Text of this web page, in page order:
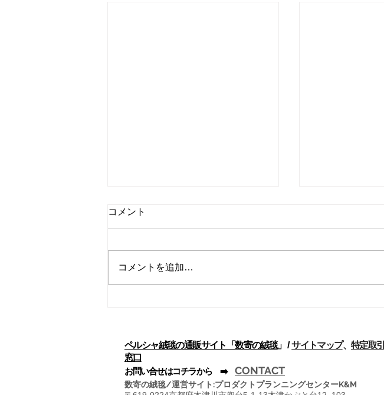
赤い絨毯の謎
絨毯と云えば、赤い絨毯を連想す
かれ、このことが絨毯そのものの
象徴とまで化している観がありま
のがあります。 ● ...
め糸が用いられ
といえば1927年
コメント
コメントを追加…
ペルシャ絨毯の通販サイト「数寄の絨毯」 /サイトマップ、特定取
窓口
​お問い合せはコチラから ➡️
CONTACT
数寄の絨毯/運営サイト:プロダクトプランニングセンターK&M